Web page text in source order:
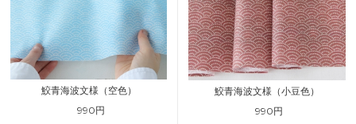
鮫青海波文様（空色）
990円
鮫青海波文様（小豆色）
990円